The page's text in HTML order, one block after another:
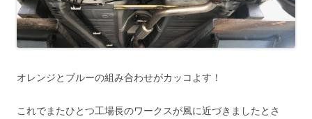
オレンジとブルーの組み合わせがカッコよす！
これでまたひとつ工場長のワークスが風に近づきましたとさ